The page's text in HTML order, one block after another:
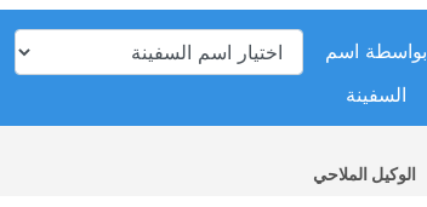
بواسطة اسم
السفينة
الوكيل الملاحي